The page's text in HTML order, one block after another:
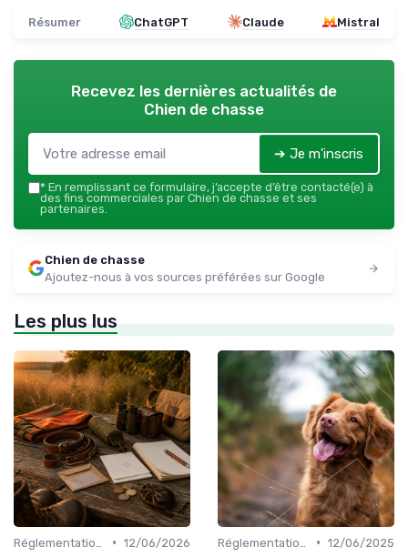
Résumer ChatGPT Claude Mistral
Recevez les dernières actualités de
Chien de chasse
➔ Je m'inscris
* En remplissant ce formulaire, j’accepte d’être contacté(e) à
des fins commerciales par Chien de chasse et ses
partenaires.
Chien de chasse
Ajoutez-nous à vos sources préférées sur Google
Les plus lus
• 12/06/2026
• 12/06/2025